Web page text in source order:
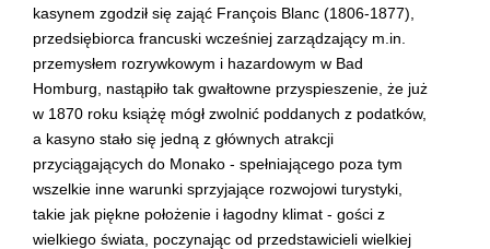
kasynem zgodził się zająć François Blanc (1806-1877),
przedsiębiorca francuski wcześniej zarządzający m.in.
przemysłem rozrywkowym i hazardowym w Bad
Homburg, nastąpiło tak gwałtowne przyspieszenie, że już
w 1870 roku książę mógł zwolnić poddanych z podatków,
a kasyno stało się jedną z głównych atrakcji
przyciągających do Monako - spełniającego poza tym
wszelkie inne warunki sprzyjające rozwojowi turystyki,
takie jak piękne położenie i łagodny klimat - gości z
wielkiego świata, poczynając od przedstawicieli wielkiej